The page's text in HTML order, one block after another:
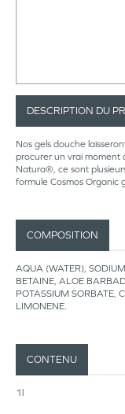
DESCRIPTION DU
Nos gels douche
procurer un vrai moment
Natura®, ce sont
formule Cosmos Organic
COMPOSITION
AQUA (WATER),
BETAINE, ALOE
POTASSIUM SORBATE,
LIMONENE.
CONTENU
1l